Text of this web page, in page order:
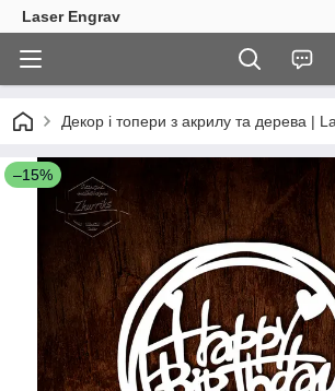
Laser Engrav
Декор і топери з акрилу та дерева |
–15%